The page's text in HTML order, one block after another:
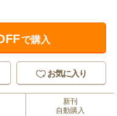
で購入
お気に入り
新刊
自動購入